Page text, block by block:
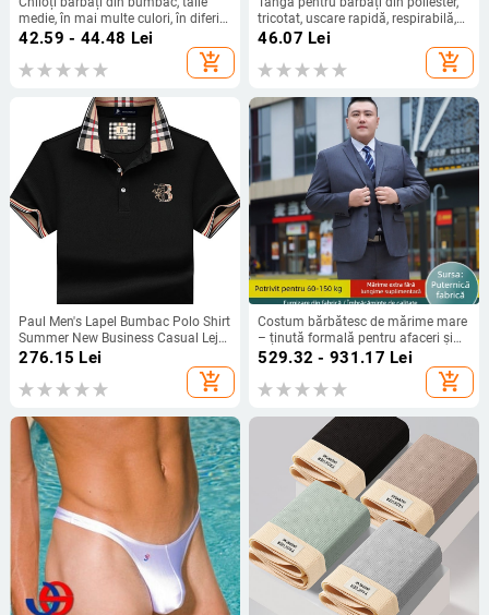
medie, în mai multe culori, în diferite
mărimi
42.59 - 44.48 Lei
add_shopping_cart
tricotat, uscare rapidă, respirabilă,
talie joasă
46.07 Lei
add_shopping_cart
Paul Men's Lapel Bumbac Polo Shirt
Summer New Business Casual Lejer
cu mânecă scurtă T-shirt bărbați la
276.15 Lei
add_shopping_cart
Costum bărbătesc de mărime mare
– ținută formală pentru afaceri și
nuntă
529.32 - 931.17 Lei
add_shopping_cart